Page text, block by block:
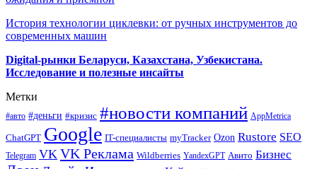
История технологии циклевки: от ручных инструментов до
современных машин
Digital-рынки Беларуси, Казахстана, Узбекистана.
Исследование и полезные инсайты
Метки
#авто #деньги #кризис #новости компаний AppMetrica
ChatGPT Google IT-специалисты myTracker Ozon Rustore SEO
Telegram VK VK Реклама Wildberries YandexGPT Авито Бизнес